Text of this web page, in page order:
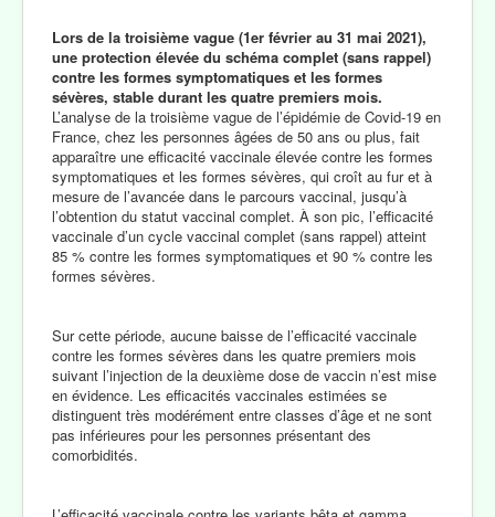
Lors de la troisième vague (1er février au 31 mai 2021),
une protection élevée du schéma complet (sans rappel)
contre les formes symptomatiques et les formes
sévères, stable durant les quatre premiers mois.
L’analyse de la troisième vague de l’épidémie de Covid-19 en
France, chez les personnes âgées de 50 ans ou plus, fait
apparaître une efficacité vaccinale élevée contre les formes
symptomatiques et les formes sévères, qui croît au fur et à
mesure de l’avancée dans le parcours vaccinal, jusqu’à
l’obtention du statut vaccinal complet. À son pic, l’efficacité
vaccinale d’un cycle vaccinal complet (sans rappel) atteint
85 % contre les formes symptomatiques et 90 % contre les
formes sévères.
Sur cette période, aucune baisse de l’efficacité vaccinale
contre les formes sévères dans les quatre premiers mois
suivant l’injection de la deuxième dose de vaccin n’est mise
en évidence. Les efficacités vaccinales estimées se
distinguent très modérément entre classes d’âge et ne sont
pas inférieures pour les personnes présentant des
comorbidités.